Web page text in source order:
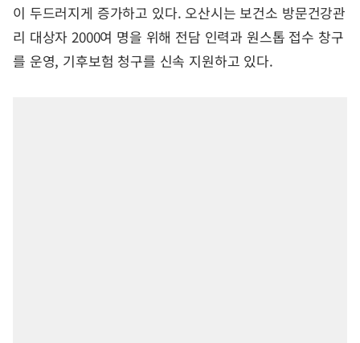
이 두드러지게 증가하고 있다. 오산시는 보건소 방문건강관
리 대상자 2000여 명을 위해 전담 인력과 원스톱 접수 창구
를 운영, 기후보험 청구를 신속 지원하고 있다.